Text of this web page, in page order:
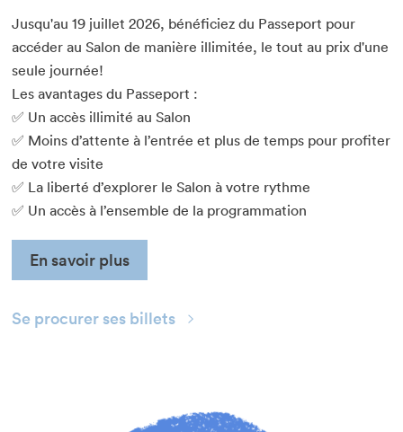
Jusqu'au 19 juillet 2026, bénéficiez du Passeport pour
accéder au Salon de manière illimitée, le tout au prix d'une
seule journée!
Les avantages du Passeport :
✅ Un accès illimité au Salon
✅ Moins d’attente à l’entrée et plus de temps pour profiter
de votre visite
✅ La liberté d’explorer le Salon à votre rythme
✅ Un accès à l’ensemble de la programmation
En savoir plus
Se procurer ses billets